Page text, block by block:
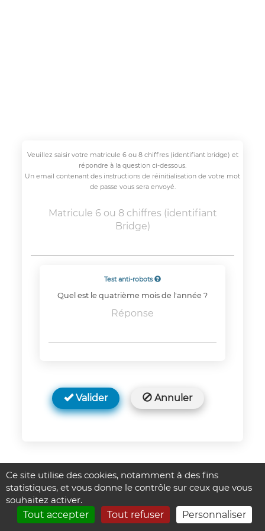
Veuillez saisir votre matricule 6 ou 8 chiffres (identifiant bridge) et
répondre à la question ci-dessous.
Un email contenant des instructions de réinitialisation de votre mot
de passe vous sera envoyé.
Matricule 6 ou 8 chiffres (identifiant
Bridge)
Test anti-robots
Quel est le quatrième mois de l'année ?
Réponse
Valider Annuler
Ce site utilise des cookies, notamment à des fins
statistiques, et vous donne le contrôle sur ceux que vous
souhaitez activer.
Tout accepter
Tout refuser Personnaliser